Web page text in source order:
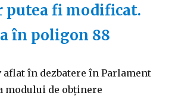
putea fi modificat.
în poligon 88
în dezbatere în Parlament
modului de obținere